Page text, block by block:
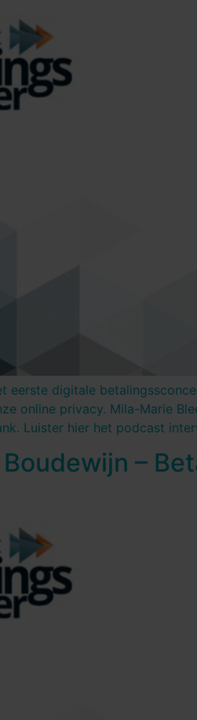
eerste digitale
online privacy. Mila-Marie
Luister hier het podcast
–